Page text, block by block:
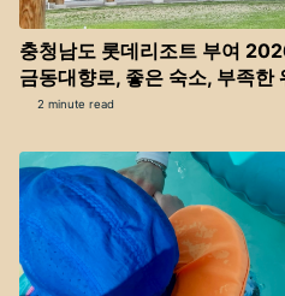
충청남도 롯데리조트 부여
금동대향로, 좋은 숙소, 부족한
2 minute read